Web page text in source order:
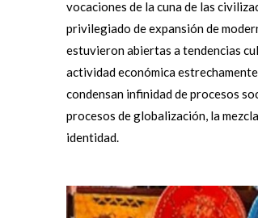
vocaciones de la cuna de las
privilegiado de expansión de
estuvieron abiertas a tendencias
actividad económica
condensan infinidad de procesos
procesos de globalización, la
identidad.